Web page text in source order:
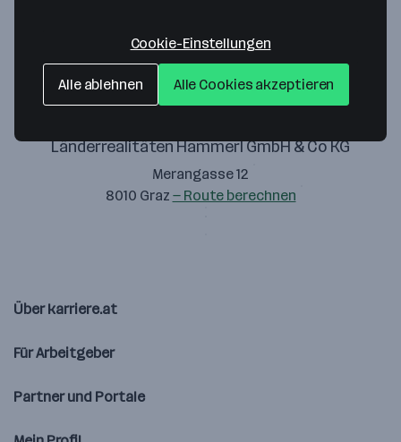
Länderrealitäten Hammerl GmbH & Co KG
Merangasse 12
8010 Graz — Route berechnen
Über karriere.at
Für Arbeitgeber
Partner und Portale
Cookie-Einstellungen
Alle ablehnen Alle Cookies akzeptieren